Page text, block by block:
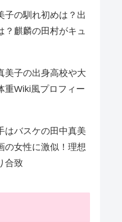
子の馴れ初めは？出
？麒麟の田村がキュ
美子の出身高校や大
重Wiki風プロフィー
はバスケの田中真美
の女性に激似！理想
合致